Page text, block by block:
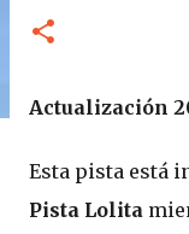
Actualización
Esta pista está
Pista Lolita